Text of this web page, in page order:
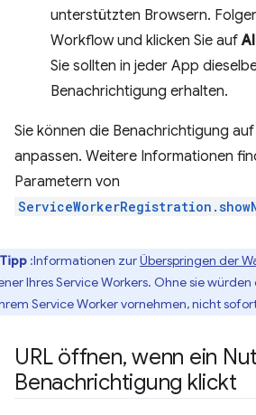
unterstützten Browsern.
Workflow und klicken Sie auf
Sie sollten in jeder App
Benachrichtigung erhalten.
Sie können die Benachrichtigung
anpassen. Weitere Informationen
Parametern von
Tipp :Informationen zurÜberspringen der
Ihres Service Workers. Ohne sie
Service Worker vornehmen, nicht
URL öffnen, wenn ein
Benachrichtigung klickt